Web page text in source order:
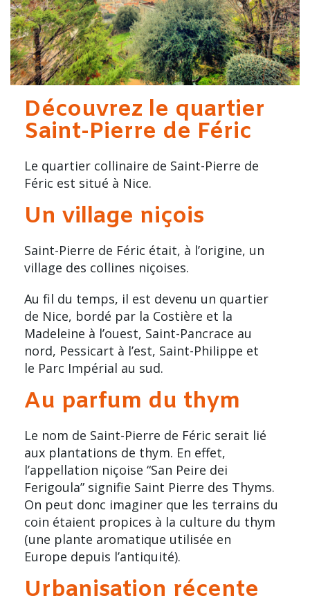
Découvrez le quartier
Saint-Pierre de Féric
Le quartier collinaire de Saint-Pierre de
Féric est situé à Nice.
Un village niçois
Saint-Pierre de Féric était, à l’origine, un
village des collines niçoises.
Au fil du temps, il est devenu un quartier
de Nice, bordé par la Costière et la
Madeleine à l’ouest, Saint-Pancrace au
nord, Pessicart à l’est, Saint-Philippe et
le Parc Impérial au sud.
Au parfum du thym
Le nom de Saint-Pierre de Féric serait lié
aux plantations de thym. En effet,
l’appellation niçoise “San Peire dei
Ferigoula” signifie Saint Pierre des Thyms.
On peut donc imaginer que les terrains du
coin étaient propices à la culture du thym
(une plante aromatique utilisée en
Europe depuis l’antiquité).
Urbanisation récente